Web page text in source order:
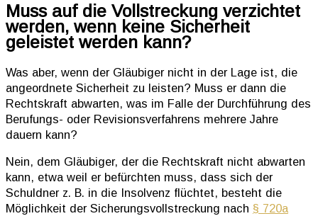
Muss auf die Vollstreckung verzichtet
werden, wenn keine Sicherheit
geleistet werden kann?
Was aber, wenn der Gläubiger nicht in der Lage ist, die
angeordnete Sicherheit zu leisten? Muss er dann die
Rechtskraft abwarten, was im Falle der Durchführung des
Berufungs- oder Revisionsverfahrens mehrere Jahre
dauern kann?
Nein, dem Gläubiger, der die Rechtskraft nicht abwarten
kann, etwa weil er befürchten muss, dass sich der
Schuldner z. B. in die Insolvenz flüchtet, besteht die
Möglichkeit der Sicherungsvollstreckung nach § 720a